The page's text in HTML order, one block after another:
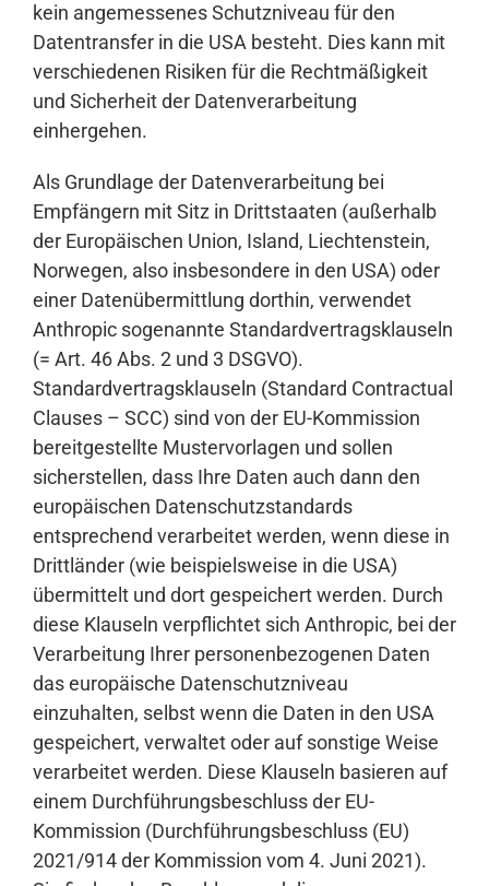
kein angemessenes Schutzniveau für den
Datentransfer in die USA besteht. Dies kann mit
verschiedenen Risiken für die Rechtmäßigkeit
und Sicherheit der Datenverarbeitung
einhergehen.
Als Grundlage der Datenverarbeitung bei
Empfängern mit Sitz in Drittstaaten (außerhalb
der Europäischen Union, Island, Liechtenstein,
Norwegen, also insbesondere in den USA) oder
einer Datenübermittlung dorthin, verwendet
Anthropic sogenannte Standardvertragsklauseln
(= Art. 46 Abs. 2 und 3 DSGVO).
Standardvertragsklauseln (Standard Contractual
Clauses – SCC) sind von der EU-Kommission
bereitgestellte Mustervorlagen und sollen
sicherstellen, dass Ihre Daten auch dann den
europäischen Datenschutzstandards
entsprechend verarbeitet werden, wenn diese in
Drittländer (wie beispielsweise in die USA)
übermittelt und dort gespeichert werden. Durch
diese Klauseln verpflichtet sich Anthropic, bei der
Verarbeitung Ihrer personenbezogenen Daten
das europäische Datenschutzniveau
einzuhalten, selbst wenn die Daten in den USA
gespeichert, verwaltet oder auf sonstige Weise
verarbeitet werden. Diese Klauseln basieren auf
einem Durchführungsbeschluss der EU-
Kommission (Durchführungsbeschluss (EU)
2021/914 der Kommission vom 4. Juni 2021).